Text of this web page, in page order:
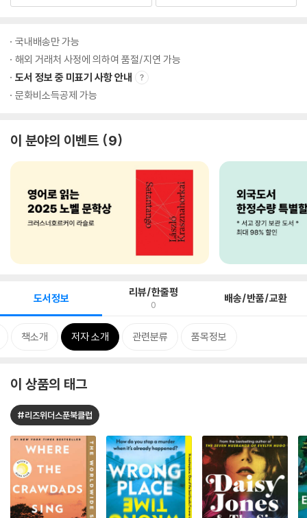
국내배송만 가능
해외 거래처 사정에 의하여 품절/지연 가능
도서 정보 중 미표기 사항 안내
문화비소득공제 가능
이 분야의 이벤트 9
도서정보 리뷰/한줄평
0 배송/반품/교환
책소개 저자 소개 관련분류 품목정보
이 상품의 태그
#리즈위더스푼북클럽